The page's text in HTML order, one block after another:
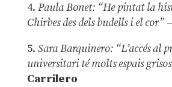
4. Paula Bonet: “He pintat la
Chirbes des dels budells i el cor” –
5. Sara Barquinero: “L’accés al
universitari té molts espais
Carrilero